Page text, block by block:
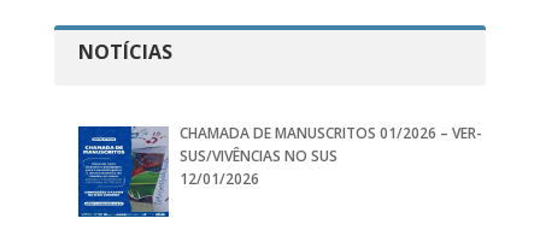
NOTÍCIAS
CHAMADA DE MANUSCRITOS 01/2026 – VER-
SUS/VIVÊNCIAS NO SUS
12/01/2026